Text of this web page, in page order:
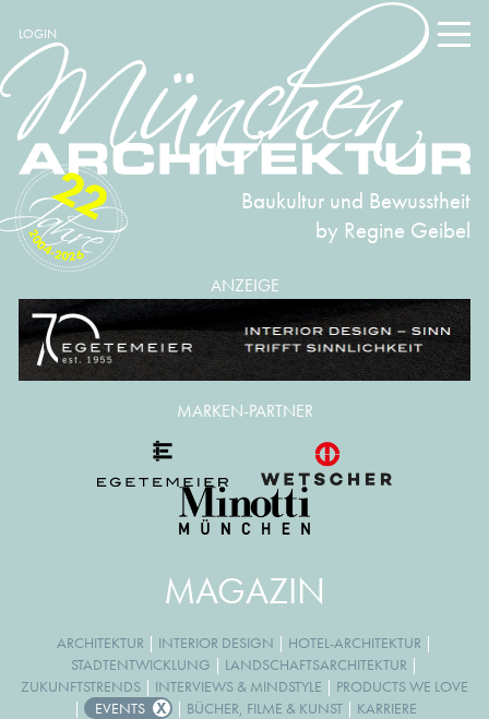
LOGIN
Baukultur und Bewusstheit
by Regine Geibel
2004-2026
22
ANZEIGE
MAGAZIN
ARCHITEKTUR | INTERIOR DESIGN | HOTEL-ARCHITEKTUR |
STADTENTWICKLUNG | LANDSCHAFTSARCHITEKTUR |
ZUKUNFTSTRENDS | INTERVIEWS & MINDSTYLE | PRODUCTS WE LOVE
|
EVENTS | BÜCHER, FILME & KUNST| KARRIERE